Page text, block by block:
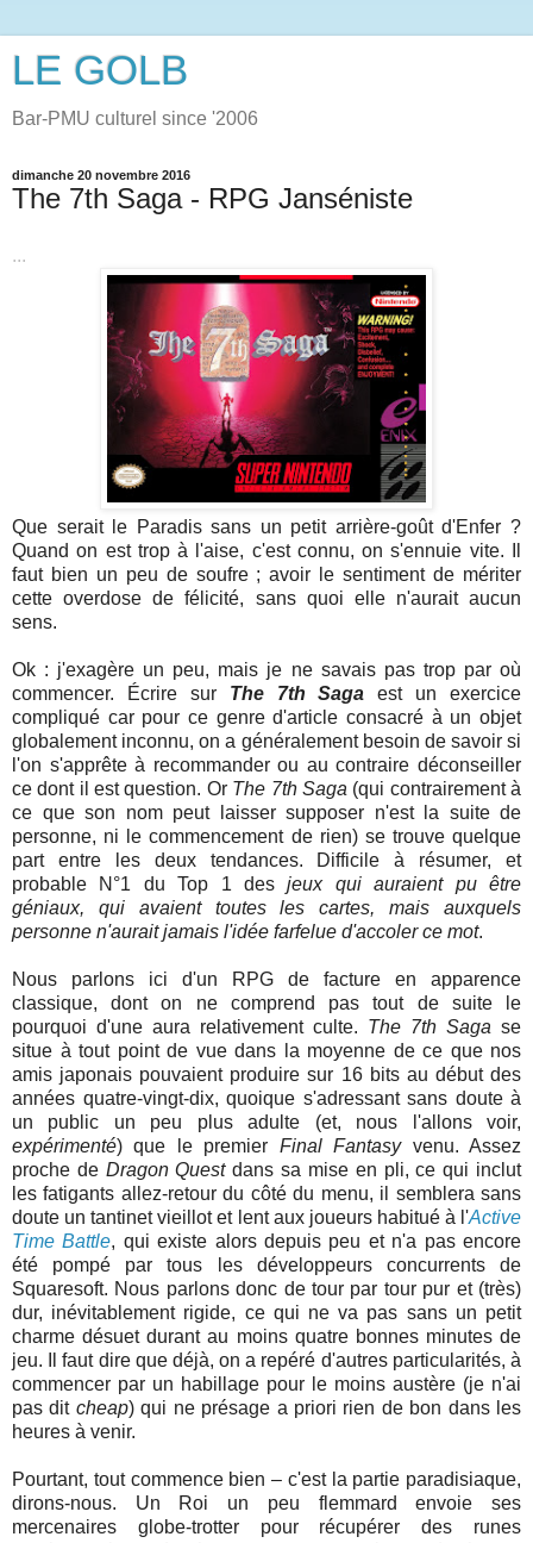
LE GOLB
Bar-PMU culturel since '2006
dimanche 20 novembre 2016
The 7th Saga - RPG Janséniste
...
Que serait le Paradis sans un petit arrière-goût d'Enfer ?
Quand on est trop à l'aise, c'est connu, on s'ennuie vite. Il
faut bien un peu de soufre ; avoir le sentiment de mériter
cette overdose de félicité, sans quoi elle n'aurait aucun
sens.
Ok : j'exagère un peu, mais je ne savais pas trop par où
commencer. Écrire sur The 7th Saga est un exercice
compliqué car pour ce genre d'article consacré à un objet
globalement inconnu, on a généralement besoin de savoir si
l'on s'apprête à recommander ou au contraire déconseiller
ce dont il est question. Or The 7th Saga (qui contrairement à
ce que son nom peut laisser supposer n'est la suite de
personne, ni le commencement de rien) se trouve quelque
part entre les deux tendances. Difficile à résumer, et
probable N°1 du Top 1 desjeux qui auraient pu être
géniaux, qui avaient toutes les cartes, mais auxquels
personne n'aurait jamais l'idée farfelue d'accoler ce mot.
Nous parlons ici d'un RPG de facture en apparence
classique, dont on ne comprend pas tout de suite le
pourquoi d'une aura relativement culte. The 7th Saga se
situe à tout point de vue dans la moyenne de ce que nos
amis japonais pouvaient produire sur 16 bits au début des
années quatre-vingt-dix, quoique s'adressant sans doute à
un public un peu plus adulte (et, nous l'allons voir,
expérimenté) que le premier Final Fantasyvenu. Assez
proche de Dragon Questdans sa mise en pli, ce qui inclut
les fatigants allez-retour du côté du menu, il semblera sans
doute un tantinet vieillot et lent aux joueurs habitué à l'Active
Time Battle, qui existe alors depuis peu et n'a pas encore
été pompé par tous les développeurs concurrents de
Squaresoft. Nous parlons donc de tour par tour pur et (très)
dur, inévitablement rigide, ce qui ne va pas sans un petit
charme désuet durant au moins quatre bonnes minutes de
jeu. Il faut dire que déjà, on a repéré d'autres particularités, à
commencer par un habillage pour le moins austère (je n'ai
pas dit cheap) qui ne présage a priori rien de bon dans les
heures à venir.
Pourtant, tout commence bien – c'est la partie paradisiaque,
dirons-nous. Un Roi un peu flemmard envoie ses
mercenaires globe-trotter pour récupérer des runes